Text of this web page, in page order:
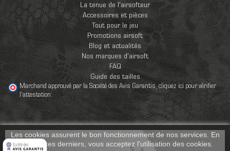
La tenue de l'airsofteur
Accessoires et pièces
Tout pour le jeu
Promotions airsoft
Blog et actualités
Nos marques d'airsoft
FAQ
Guide des tailles
Les cookies assurent le bon fonctionnement de nos services. En
utilisant ces derniers, vous acceptez l'utilisation des cookies.
Marchand approuvé par la Société des Avis Garantis,cliquez ici pour vérifier
l'attestation.
Conditions générales de ventes Partenaires
Mentions Légales